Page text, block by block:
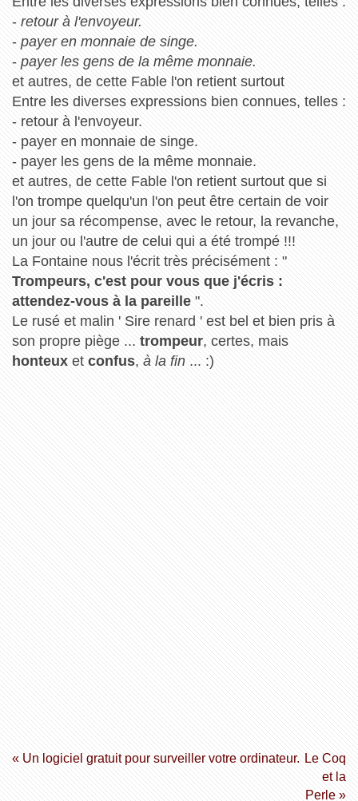
- retour à l'envoyeur.
- payer en monnaie de singe.
- payer les gens de la même monnaie.
et autres, de cette Fable l'on retient surtout
Entre les diverses expressions bien connues, telles :
- retour à l'envoyeur.
- payer en monnaie de singe.
- payer les gens de la même monnaie.
et autres, de cette Fable l'on retient surtout que si
l'on trompe quelqu'un l'on peut être certain de voir
un jour sa récompense, avec le retour, la revanche,
un jour ou l'autre de celui qui a été trompé !!!
La Fontaine nous l'écrit très précisément : "
Trompeurs, c'est pour vous que j'écris :
attendez-vous à la pareille".
Le rusé et malin ' Sire renard ' est bel et bien pris à
son propre piège ... trompeur, certes, mais
honteuxet confus, à la fin... :)
« Un logiciel gratuit pour surveiller votre ordinateur. Le Coq
et la
Perle »